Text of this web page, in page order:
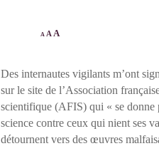
A A A
Des internautes vigilants m’ont
sur le site de l’Association
scientifique (AFIS) qui « se
science contre ceux qui nient ses
détournent vers des œuvres